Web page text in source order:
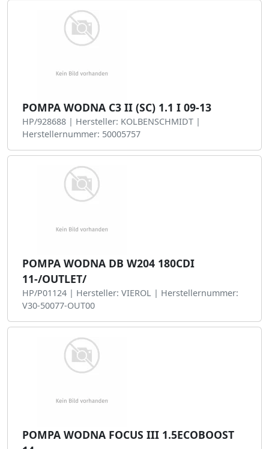
POMPA WODNA C3 II (SC) 1.1 I 09-13
HP/928688 | Hersteller: KOLBENSCHMIDT |
Herstellernummer: 50005757
POMPA WODNA DB W204 180CDI
11-/OUTLET/
HP/P01124 | Hersteller: VIEROL | Herstellernummer:
V30-50077-OUT00
POMPA WODNA FOCUS III 1.5ECOBOOST